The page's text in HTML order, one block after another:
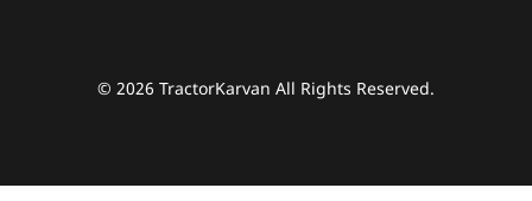
© 2026 TractorKarvan All Rights Reserved.